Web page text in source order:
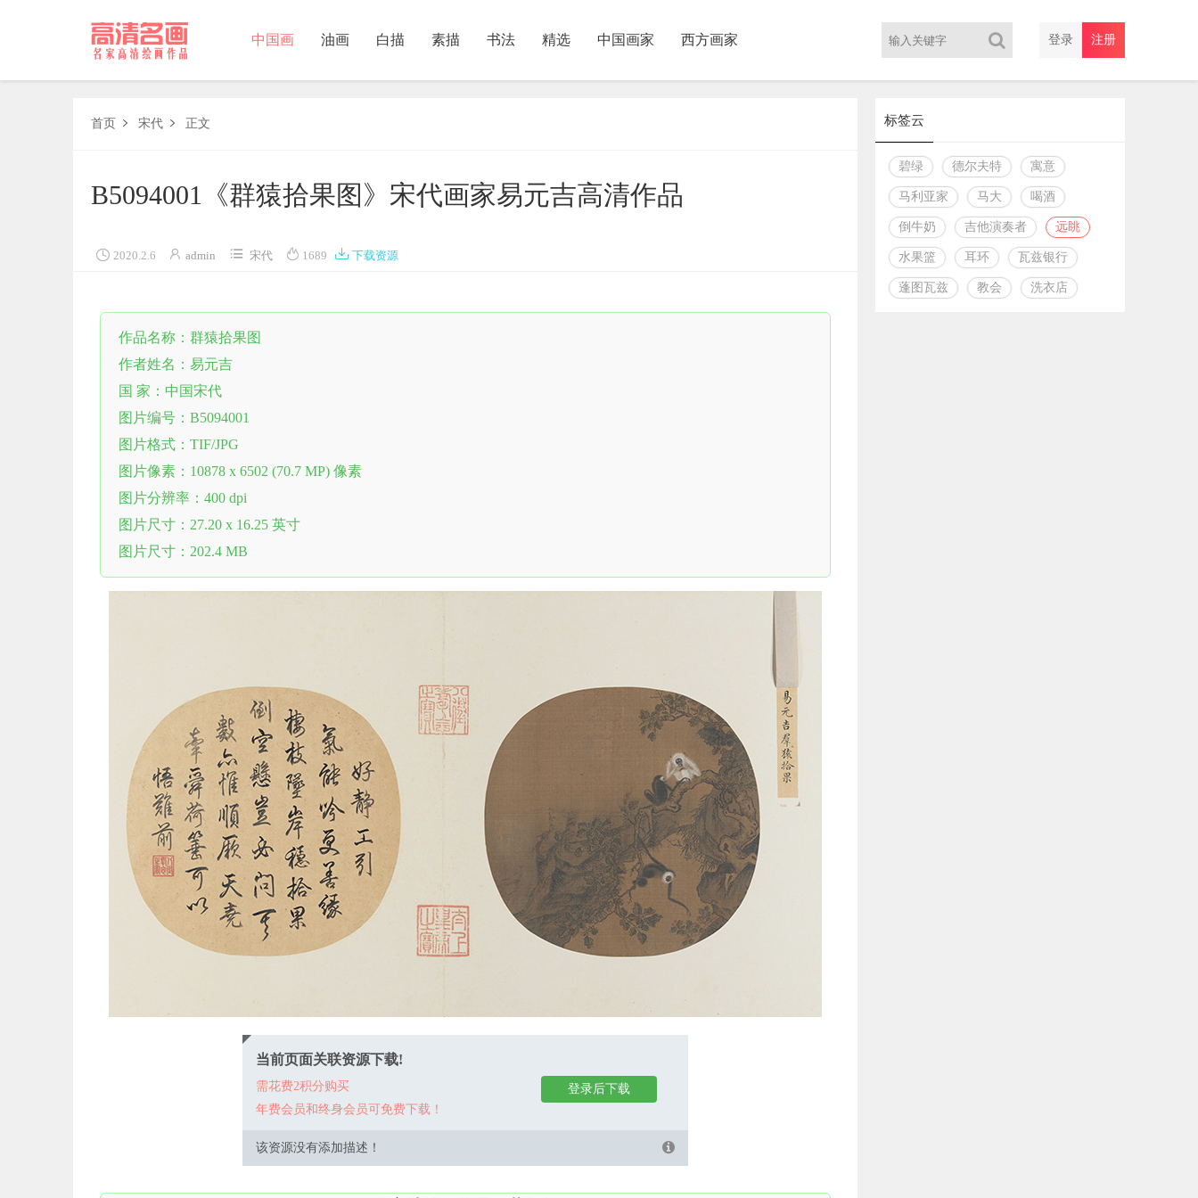
中国画 油画 白描 素描 书法 精选 中国画家 西方画家 注册
登录
首页  宋代  正文
B5094001《群猿拾果图》宋代画家易元吉高清作品
 2020.2.6  admin  宋代  1689  下载资源
作品名称：群猿拾果图
作者姓名：易元吉
国 家：中国宋代
图片编号：B5094001
图片格式：TIF/JPG
图片像素：10878 x 6502 (70.7 MP) 像素
图片分辨率：400 dpi
图片尺寸：27.20 x 16.25 英寸
图片尺寸：202.4 MB
当前页面关联资源下载!
需花费2积分购买
年费会员和终身会员可免费下载！
登录后下载
该资源没有添加描述！
标签云
碧绿 德尔夫特 寓意
马利亚家 马大 喝酒
倒牛奶 吉他演奏者 远眺
水果篮 耳环 瓦兹银行
蓬图瓦兹 教会 洗衣店